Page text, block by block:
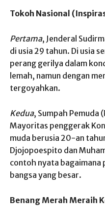
Tokoh Nasional
Pertama, Jenderal
di usia 29 tahun. Di usia
perang gerilya dalam
lemah, namun dengan
tergoyahkan.
Kedua, Sumpah Pemuda
Mayoritas penggerak
muda berusia 20-an
Djojopoespito dan
contoh nyata bagaimana
bangsa yang besar.
Benang Merah Meraih